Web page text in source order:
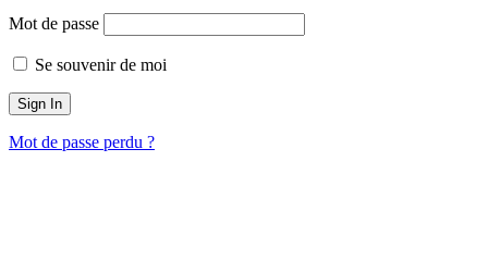
Mot de passe
Se souvenir de moi
Mot de passe perdu ?